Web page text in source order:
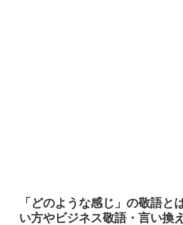
「どのような感じ」の敬語と
い方やビジネス敬語・言い換